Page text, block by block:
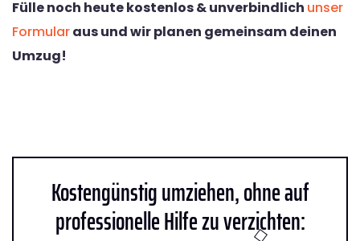
Fülle noch heute kostenlos & unverbindlich unser
Formularaus und wir planen gemeinsam deinen
Umzug!
Kostengünstig umziehen, ohne auf
professionelle Hilfe zu verzichten: